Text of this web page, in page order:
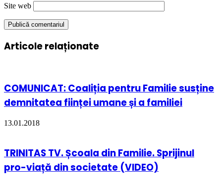
Site web
Articole relaționate
COMUNICAT: Coaliția pentru Familie susține
demnitatea ființei umane și a familiei
13.01.2018
TRINITAS TV. Școala din Familie. Sprijinul
pro-viață din societate (VIDEO)